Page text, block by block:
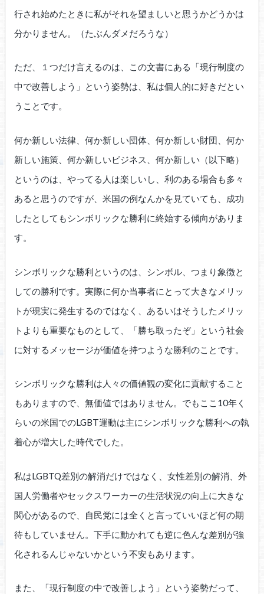
行され始めたときに私がそれを望ましいと思うかどうかは
分かりません。（たぶんダメだろうな）
ただ、１つだけ言えるのは、この文書にある「現行制度の
中で改善しよう」という姿勢は、私は個人的に好きだとい
うことです。
何か新しい法律、何か新しい団体、何か新しい財団、何か
新しい施策、何か新しいビジネス、何か新しい（以下略）
というのは、やってる人は楽しいし、利のある場合も多々
あると思うのですが、米国の例なんかを見ていても、成功
したとしてもシンボリックな勝利に終始する傾向がありま
す。
シンボリックな勝利というのは、シンボル、つまり象徴と
しての勝利です。実際に何か当事者にとって大きなメリッ
トが現実に発生するのではなく、あるいはそうしたメリッ
トよりも重要なものとして、「勝ち取ったぞ」という社会
に対するメッセージが価値を持つような勝利のことです。
シンボリックな勝利は人々の価値観の変化に貢献すること
もありますので、無価値ではありません。でもここ10年く
らいの米国でのLGBT運動は主にシンボリックな勝利への執
着心が増大した時代でした。
私はLGBTQ差別の解消だけではなく、女性差別の解消、外
国人労働者やセックスワーカーの生活状況の向上に大きな
関心があるので、自民党には全くと言っていいほど何の期
待もしていません。下手に動かれても逆に色んな差別が強
化されるんじゃないかという不安もあります。
また、「現行制度の中で改善しよう」という姿勢だって、